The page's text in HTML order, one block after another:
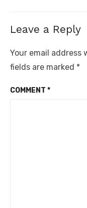
Leave a Reply
Your email address
fields are marked *
COMMENT *